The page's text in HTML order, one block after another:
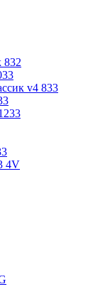
832
v4 833
4V